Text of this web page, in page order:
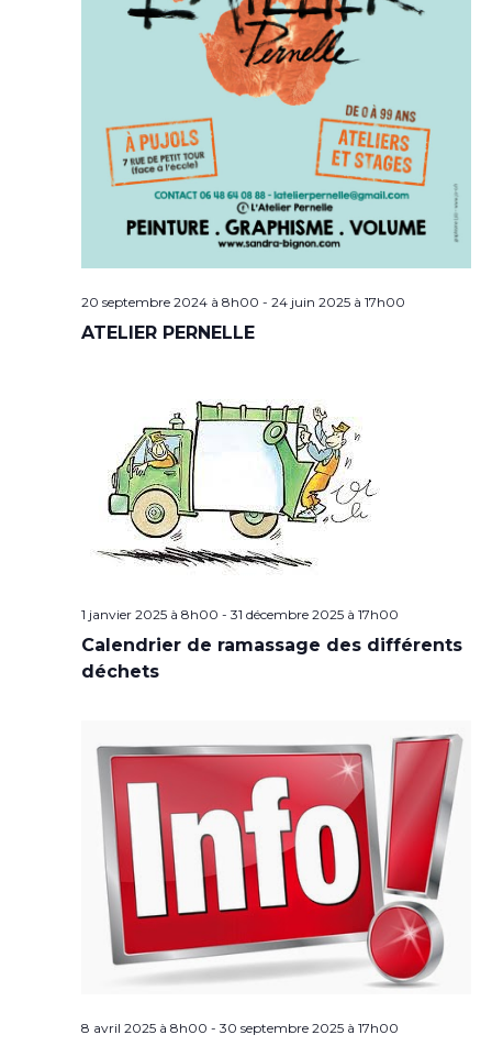
20 septembre 2024 à 8h00 - 24 juin 2025 à 17h00
ATELIER PERNELLE
1 janvier 2025 à 8h00 - 31 décembre 2025 à 17h00
Calendrier de ramassage des différents
déchets
8 avril 2025 à 8h00 - 30 septembre 2025 à 17h00